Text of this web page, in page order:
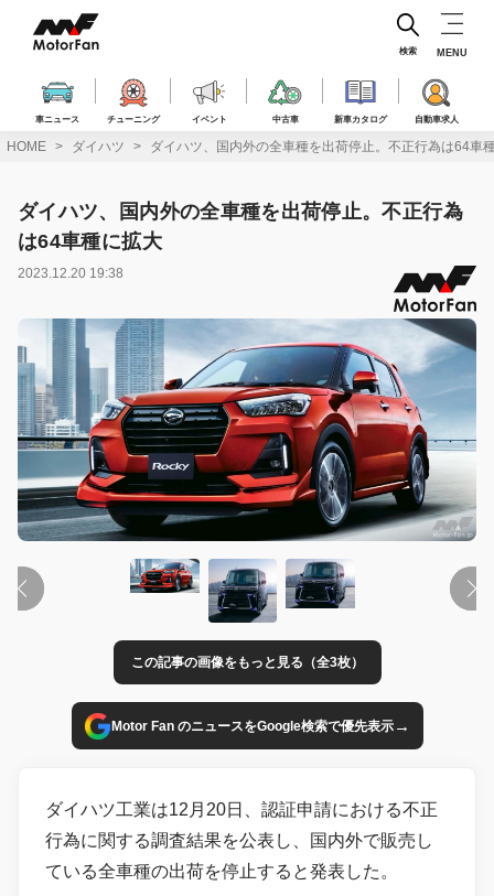
ス
車ニュース チューニング イベント 中古車 新車カタログ 自動車求人
検索 MENU
HOME ダイハツ ダイハツ、国内外の全車種を出荷停止。不正行為は64車
ダイハツ、国内外の全車種を出荷停止。不正行為
は64車種に拡大
2023.12.20 19:38
この記事の画像をもっと見る（全3枚）
Motor Fan のニュースをGoogle検索で優先表示→
ダイハツ工業は12月20日、認証申請における不正
行為に関する調査結果を公表し、国内外で販売し
ている全車種の出荷を停止すると発表した。